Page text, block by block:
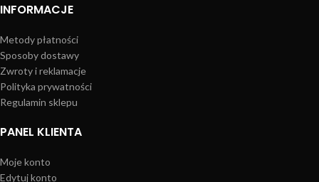
INFORMACJE
Metody płatności
Sposoby dostawy
Zwroty i reklamacje
Polityka prywatności
Regulamin sklepu
PANEL KLIENTA
Moje konto
Edytuj konto